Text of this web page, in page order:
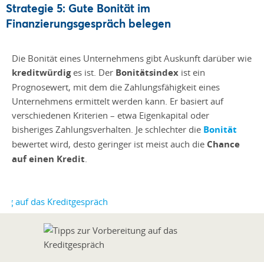
Strategie 5: Gute Bonität im
Finanzierungsgespräch belegen
Die Bonität eines Unternehmens gibt Auskunft darüber wie
kreditwürdiges ist. Der Bonitätsindex ist ein
Prognosewert, mit dem die Zahlungsfähigkeit eines
Unternehmens ermittelt werden kann. Er basiert auf
verschiedenen Kriterien – etwa Eigenkapital oder
bisheriges Zahlungsverhalten. Je schlechter die Bonität
bewertet wird, desto geringer ist meist auch die Chance
auf einen Kredit